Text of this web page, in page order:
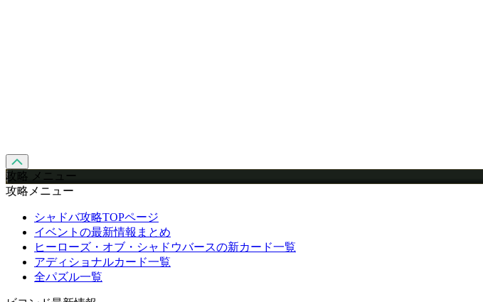
攻略 メニュー
攻略メニュー
シャドバ攻略TOPページ
イベントの最新情報まとめ
ヒーローズ・オブ・シャドウバースの新カード一覧
アディショナルカード一覧
全パズル一覧